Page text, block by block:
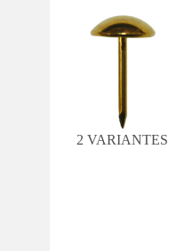
2 VARIANTES